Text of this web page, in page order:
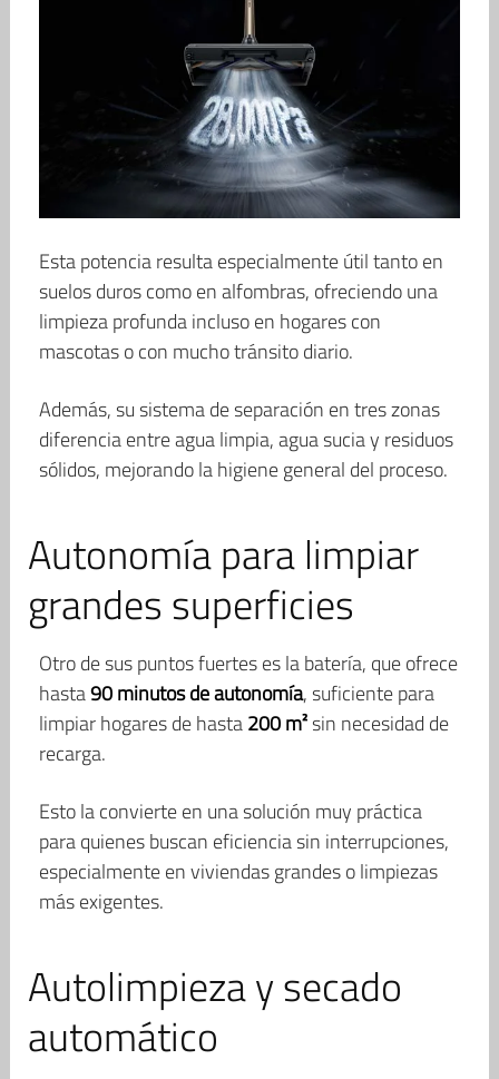
Esta potencia resulta especialmente útil tanto en
suelos duros como en alfombras, ofreciendo una
limpieza profunda incluso en hogares con
mascotas o con mucho tránsito diario.
Además, su sistema de separación en tres zonas
diferencia entre agua limpia, agua sucia y residuos
sólidos, mejorando la higiene general del proceso.
Autonomía para limpiar
grandes superficies
Otro de sus puntos fuertes es la batería, que ofrece
hasta90 minutos de autonomía, suficiente para
limpiar hogares de hasta200 m²sin necesidad de
recarga.
Esto la convierte en una solución muy práctica
para quienes buscan eficiencia sin interrupciones,
especialmente en viviendas grandes o limpiezas
más exigentes.
Autolimpieza y secado
automático